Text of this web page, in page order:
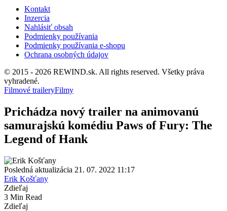
Kontakt
Inzercia
Nahlásiť obsah
Podmienky používania
Podmienky používania e-shopu
Ochrana osobných údajov
© 2015 - 2026 REWIND.sk. All rights reserved. Všetky práva
vyhradené.
Filmové traileryFilmy
Prichádza nový trailer na animovanú
samurajskú komédiu Paws of Fury: The
Legend of Hank
Posledná aktualizácia 21. 07. 2022 11:17
Erik Košťany
Zdieľaj
3 Min Read
Zdieľaj